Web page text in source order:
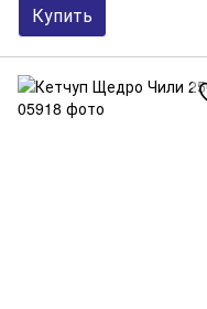
Купить